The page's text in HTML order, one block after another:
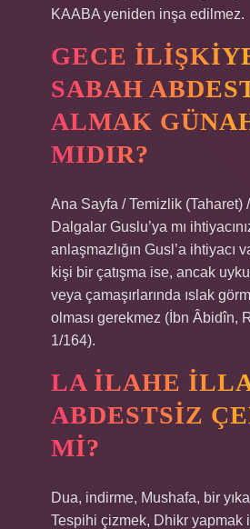
KAABA yeniden inşa edilmez.
GECE
SABAH
ALMAK
MIDIR?
Ana Sayfa / Temizlik (Taharet)
Dalgalar Guslu’ya mı
anlaşmazlığın Gusl’a ihtiyacı
kişi bir çatışma ise, ancak
veya çamaşırlarında ıslak
olması gerekmez (İbn Âbidîn,
1/164).
LA ILAHE
ABDESTSIZ
MI?
Dua, indirme, Mushafa, bir
Tespihi çizmek, Dhikr yapmak